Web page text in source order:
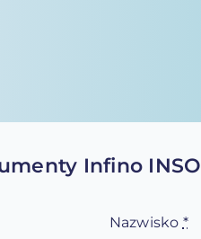
Infino INSO
Nazwisko *